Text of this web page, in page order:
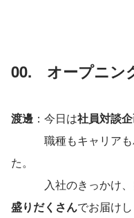
00.　オープニン
渡邊 ：今日は社員対談企
職種もキャリアもバ
た。
入社のきっかけ、日
盛りだくさんでお届けし